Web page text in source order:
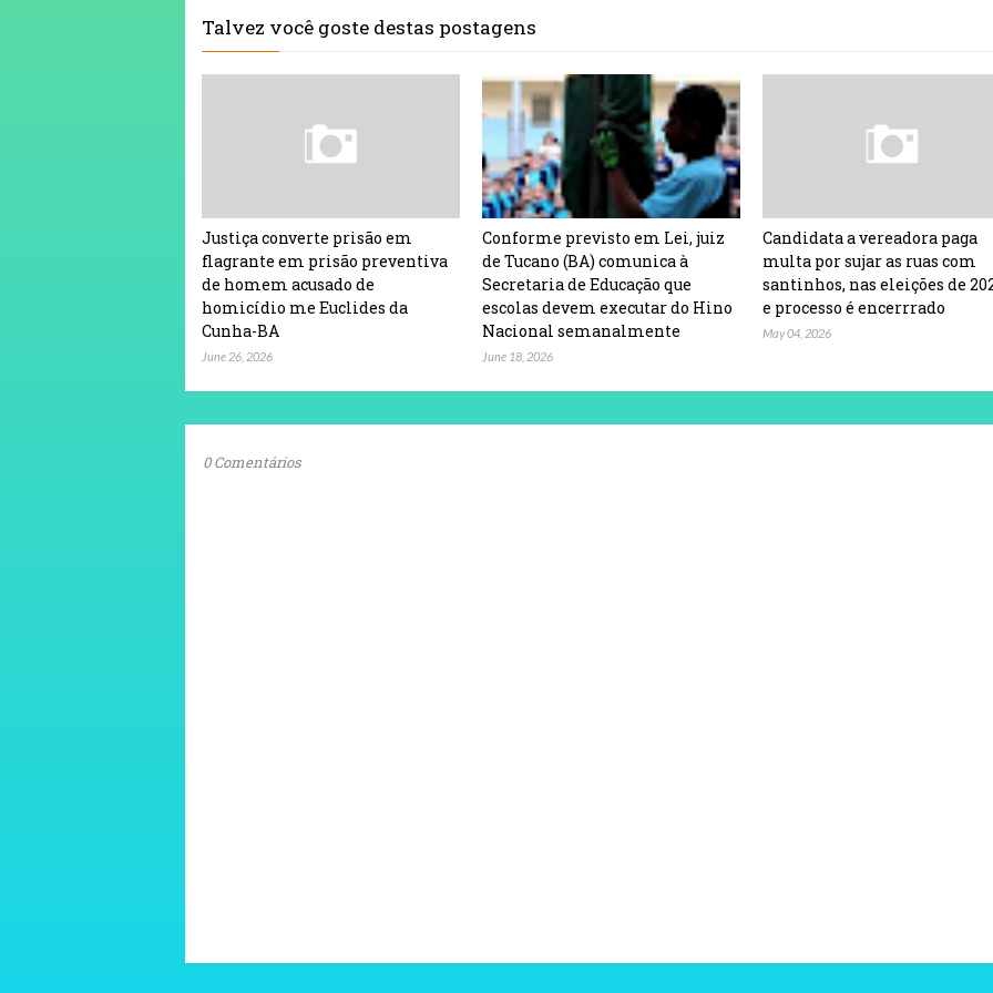
Talvez você goste destas postagens
Justiça converte prisão em
flagrante em prisão preventiva
de homem acusado de
homicídio me Euclides da
Cunha-BA
June 26, 2026
Conforme previsto em Lei, juiz
de Tucano (BA) comunica à
Secretaria de Educação que
escolas devem executar do Hino
Nacional semanalmente
June 18, 2026
Candidata a vereadora paga
multa por sujar as ruas com
santinhos, nas eleições de
e processo é encerrrado
May 04, 2026
0 Comentários